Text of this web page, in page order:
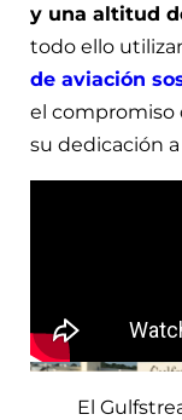
y una altitud
todo ello
de aviación
el compromiso
su dedicación
El